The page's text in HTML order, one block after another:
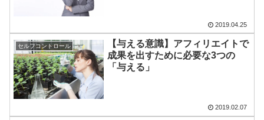
2019.04.25
セルフコントロール
【与える意識】アフィリエイトで
成果を出すために必要な3つの
「与える」
2019.02.07